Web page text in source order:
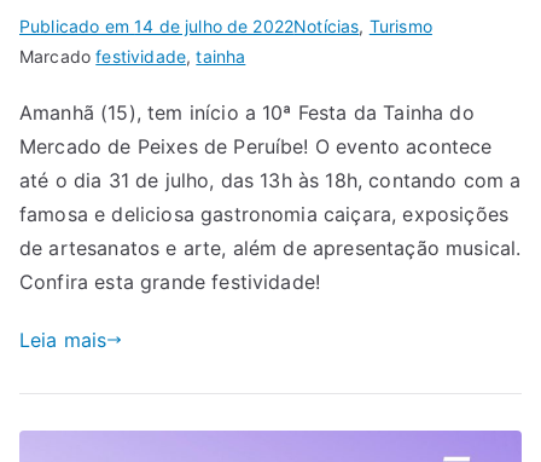
Publicado em14 de julho de 2022Notícias, Turismo
Marcadofestividade,tainha
Amanhã (15), tem início a 10ª Festa da Tainha do
Mercado de Peixes de Peruíbe! O evento acontece
até o dia 31 de julho, das 13h às 18h, contando com a
famosa e deliciosa gastronomia caiçara, exposições
de artesanatos e arte, além de apresentação musical.
Confira esta grande festividade!
Leia mais